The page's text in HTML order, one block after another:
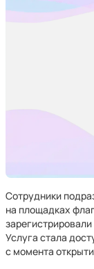
Сотрудники
на площадках
зарегистрировали
Услуга стала
с момента